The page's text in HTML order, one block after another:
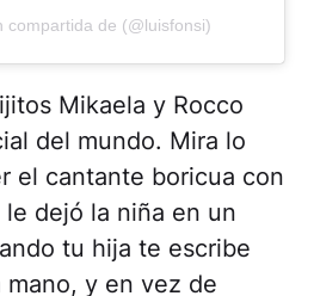
compartida de (@luisfonsi)
Mikaela y Rocco
del mundo. Mira lo
el cantante boricua con
dejó la niña en un
tu hija te escribe
y en vez de